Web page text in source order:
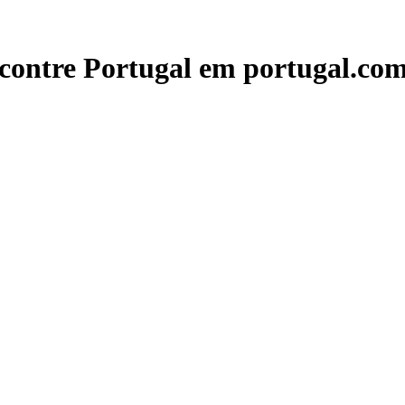
Portugal em